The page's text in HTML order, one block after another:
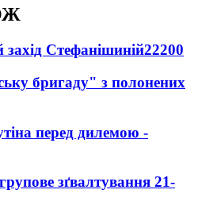
Стефанішиній22200
бригаду" з полонених
перед дилемою -
зґвалтування 21-